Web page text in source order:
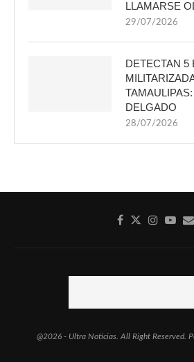
LLAMARSE
29/07/2026
DETECTAN 5
DELGADO
28/07/2026
@2026 - Ultra Noticias. All Right Reserved.